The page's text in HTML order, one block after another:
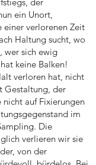
ein Unort,
einer verlorenen Zeit
Haltung sucht, wo
wer sich ewig
keine Balken!
verloren hat, nicht
Gestaltung, der
auf Fixierungen
im
Die
verlieren wir sie
von der